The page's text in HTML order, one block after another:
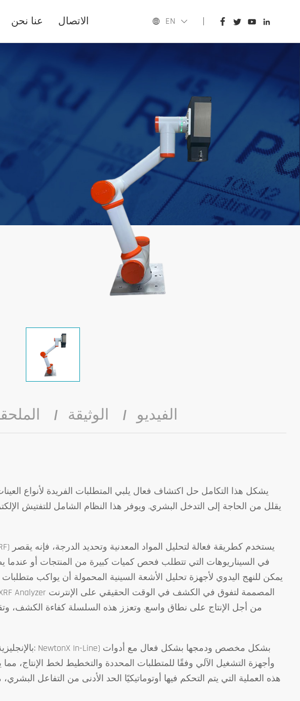
عنا نحن الاتصال EN
المنزل
المنتجات
عنا نحن
الاتصال
الوثيقة الفيديو
يشكل هذا التكامل حل اكتشاف فعال يلبي المتطلبات الفريدة لأنواع
يقلل من الحاجة إلى التدخل البشري. ويوفر هذا النظام الشامل للتفتيش
في السيناريوهات التي تتطلب فحص كميات كبيرة من المنتجات أو عندما
يمكن للنهج اليدوي لأجهزة تحليل الأشعة السينية المحمولة أن يواكب
من أجل الإنتاج على نطاق واسع. وتعزز هذه السلسلة كفاءة الكشف،
وأجهزة التشغيل الآلي وفقًا للمتطلبات المحددة والتخطيط لخط
هذه العملية التي يتم التحكم فيها أوتوماتيكيًا الحد الأدنى من التفاعل